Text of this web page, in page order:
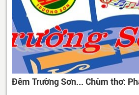
Đêm Trường Sơn... Chùm thơ: